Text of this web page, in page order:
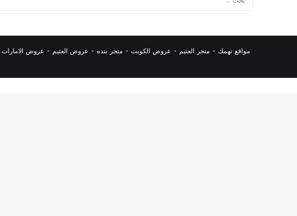
مواقع تهمك - متجر العثيم - عروض الكويت - متجر بنده - عروض العثيم - عروض الامارات